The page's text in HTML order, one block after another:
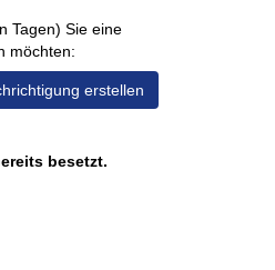
Tagen) Sie eine
möchten:
erstellen
besetzt.